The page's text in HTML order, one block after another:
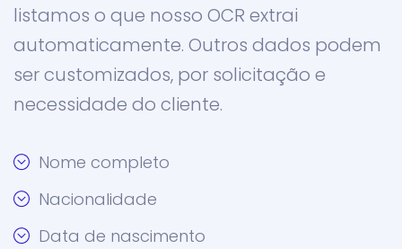
listamos o que nosso OCR extrai
automaticamente. Outros dados podem
ser customizados, por solicitação e
necessidade do cliente.
Nome completo
Nacionalidade
Data de nascimento